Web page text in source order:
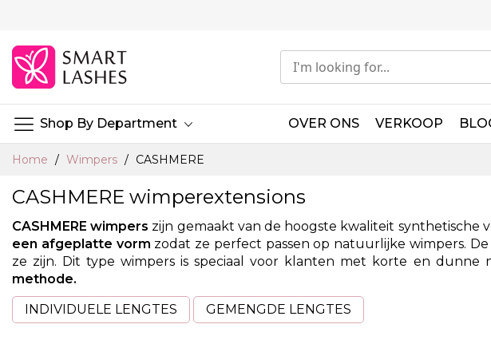
de
inhoud
Shop By Department OVER ONS VERKOOP
Home Wimpers CASHMERE
CASHMERE wimperextensions
CASHMERE wimpers zijn gemaakt van de hoogste kwaliteit synthetische
een afgeplatte vorm zodat ze perfect passen op natuurlijke wimpers.
ze zijn. Dit type wimpers is speciaal voor klanten met korte en
methode.
INDIVIDUELE LENGTES
GEMENGDE LENGTES